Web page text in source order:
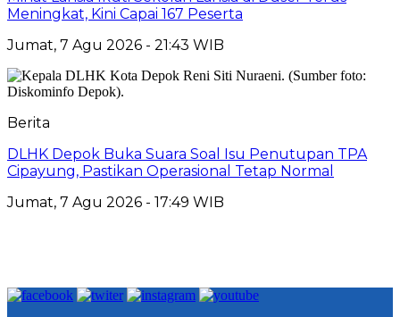
Meningkat, Kini Capai 167 Peserta
Jumat, 7 Agu 2026 - 21:43 WIB
Berita
DLHK Depok Buka Suara Soal Isu Penutupan TPA
Cipayung, Pastikan Operasional Tetap Normal
Jumat, 7 Agu 2026 - 17:49 WIB